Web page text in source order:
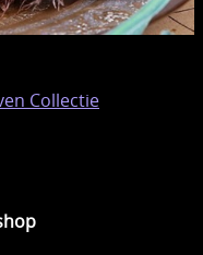
Collectie